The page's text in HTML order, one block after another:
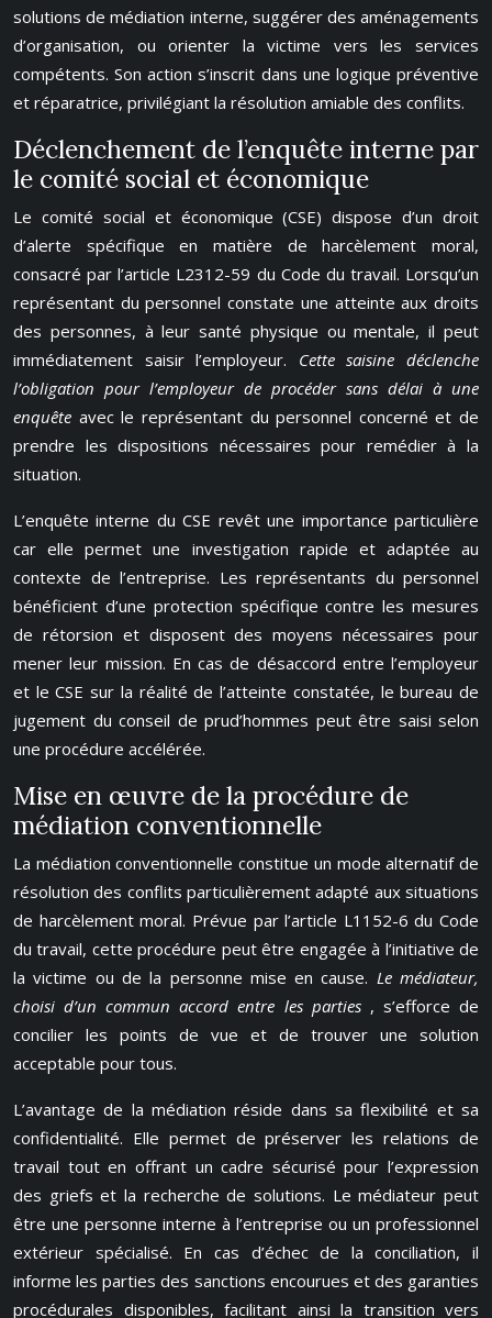
solutions de médiation interne, suggérer des aménagements
d’organisation, ou orienter la victime vers les services
compétents. Son action s’inscrit dans une logique préventive
et réparatrice, privilégiant la résolution amiable des conflits.
Déclenchement de l’enquête interne par
le comité social et économique
Le comité social et économique (CSE) dispose d’un droit
d’alerte spécifique en matière de harcèlement moral,
consacré par l’article L2312-59 du Code du travail. Lorsqu’un
représentant du personnel constate une atteinte aux droits
des personnes, à leur santé physique ou mentale, il peut
immédiatement saisir l’employeur. Cette saisine déclenche
l’obligation pour l’employeur de procéder sans délai à une
enquête avec le représentant du personnel concerné et de
prendre les dispositions nécessaires pour remédier à la
situation.
L’enquête interne du CSE revêt une importance particulière
car elle permet une investigation rapide et adaptée au
contexte de l’entreprise. Les représentants du personnel
bénéficient d’une protection spécifique contre les mesures
de rétorsion et disposent des moyens nécessaires pour
mener leur mission. En cas de désaccord entre l’employeur
et le CSE sur la réalité de l’atteinte constatée, le bureau de
jugement du conseil de prud’hommes peut être saisi selon
une procédure accélérée.
Mise en œuvre de la procédure de
médiation conventionnelle
La médiation conventionnelle constitue un mode alternatif de
résolution des conflits particulièrement adapté aux situations
de harcèlement moral. Prévue par l’article L1152-6 du Code
du travail, cette procédure peut être engagée à l’initiative de
la victime ou de la personne mise en cause. Le médiateur,
choisi d’un commun accord entre les parties , s’efforce de
concilier les points de vue et de trouver une solution
acceptable pour tous.
L’avantage de la médiation réside dans sa flexibilité et sa
confidentialité. Elle permet de préserver les relations de
travail tout en offrant un cadre sécurisé pour l’expression
des griefs et la recherche de solutions. Le médiateur peut
être une personne interne à l’entreprise ou un professionnel
extérieur spécialisé. En cas d’échec de la conciliation, il
informe les parties des sanctions encourues et des garanties
procédurales disponibles, facilitant ainsi la transition vers